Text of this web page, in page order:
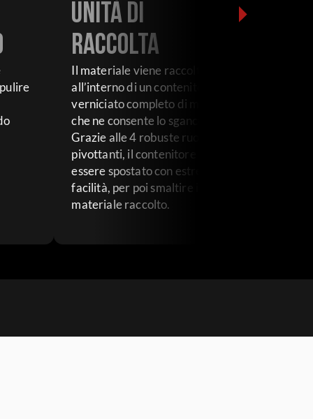
Unità di
raccolta
Il materiale viene raccolto
all’interno di un contenitore
verniciato completo di maniglia
che ne consente lo sgancio.
Grazie alle 4 robuste ruote
pivottanti, il contenitore può
essere spostato con estrema
facilità, per poi smaltire il
materiale raccolto.